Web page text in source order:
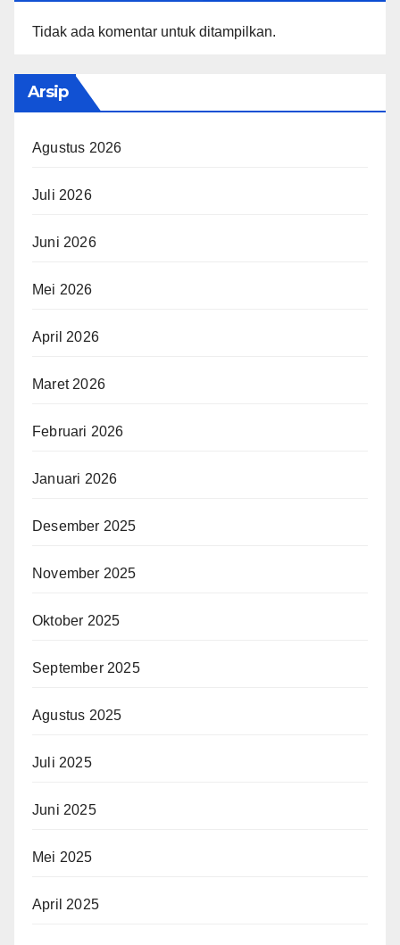
Tidak ada komentar untuk ditampilkan.
Arsip
Agustus 2026
Juli 2026
Juni 2026
Mei 2026
April 2026
Maret 2026
Februari 2026
Januari 2026
Desember 2025
November 2025
Oktober 2025
September 2025
Agustus 2025
Juli 2025
Juni 2025
Mei 2025
April 2025